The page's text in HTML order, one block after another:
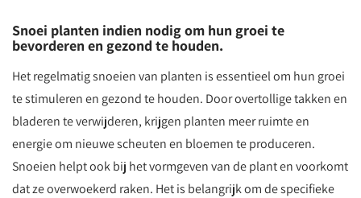
Snoei planten indien nodig om hun groei te
bevorderen en gezond te houden.
Het regelmatig snoeien van planten is essentieel om hun groei
te stimuleren en gezond te houden. Door overtollige takken en
bladeren te verwijderen, krijgen planten meer ruimte en
energie om nieuwe scheuten en bloemen te produceren.
Snoeien helpt ook bij het vormgeven van de plant en voorkomt
dat ze overwoekerd raken. Het is belangrijk om de specifieke